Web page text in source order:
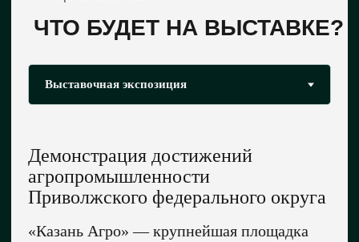
Демонстрация достижений
агропромышленности
Приволжского федерального округа
«Казань Агро» — крупнейшая площадка